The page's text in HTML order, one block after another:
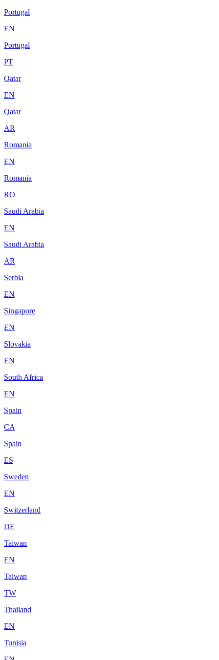
Portugal
EN
Portugal
PT
Qatar
EN
Qatar
AR
Romania
EN
Romania
RO
Saudi Arabia
EN
Saudi Arabia
AR
Serbia
EN
Singapore
EN
Slovakia
EN
South Africa
EN
Spain
CA
Spain
ES
Sweden
EN
Switzerland
DE
Taiwan
EN
Taiwan
TW
Thailand
EN
Tunisia